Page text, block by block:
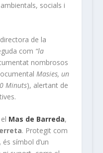
socials i
de la
com “la
nombrosos
Masies, un
Minuts), alertant de
Mas de Barreda,
. Protegit com
és símbol d’un